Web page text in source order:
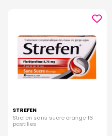
STREFEN
Strefen sans sucre orange 16
pastilles